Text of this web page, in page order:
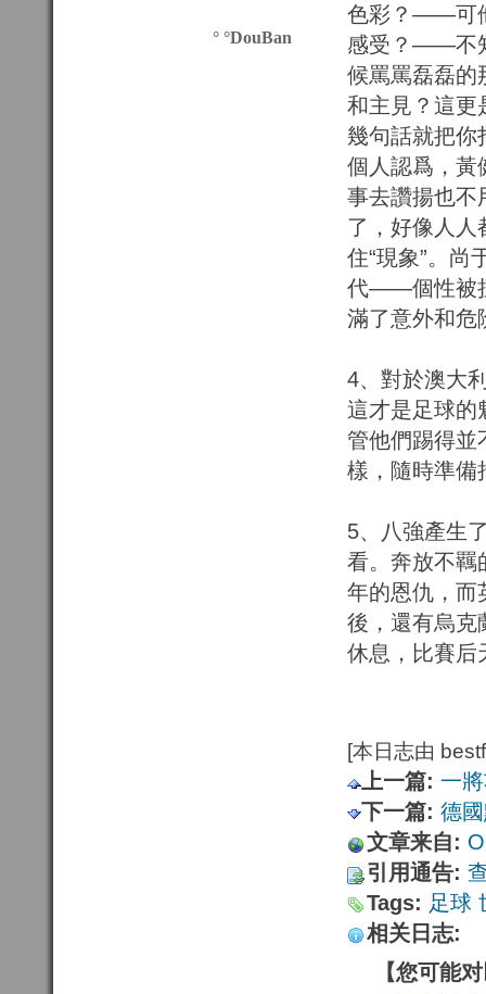
色彩？——可
感受？——不
候罵罵磊磊的
和主見？這更
幾句話就把你
個人認爲，黃
事去讚揚也不
了，好像人人
住“現象”。尚
代——個性被
滿了意外和
4、對於澳大
這才是足球的
管他們踢得
樣，隨時準備
5、八強產生
看。奔放不羈
年的恩仇，而
後，還有烏克
休息，比賽后
[本日志由
上一篇: 一
下一篇: 德
文章来自:
引用通告:
Tags: 足球
相关日志:
【您可能
° °DouBan